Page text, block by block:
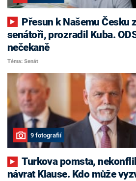
senátoři, prozradil Kuba.
nečekaně
Téma: Senát
9 fotografií
Turkova pomsta, nekonfliktní Havlíček i
návrat Klause. Kdo může